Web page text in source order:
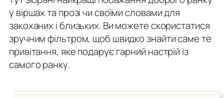
у віршах та прозі чи своїми словами для
закоханих і близьких. Ви можете скористатися
зручним фільтром, щоб швидко знайти саме те
привітання, яке подарує гарний настрій із
самого ранку.